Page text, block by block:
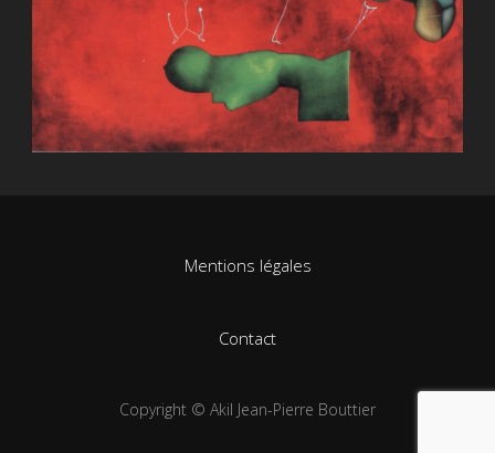
Mentions légales
Contact
Copyright © Akil Jean-Pierre Bouttier